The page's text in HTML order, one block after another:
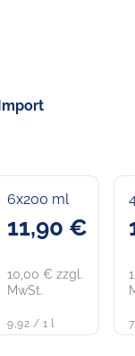
6x200 ml
11,90 €
10,00 € zzgl.
MwSt.
9,92 / 1 l